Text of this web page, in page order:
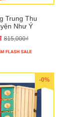
Trung Thu
Như Ý
815,000₫
-0%